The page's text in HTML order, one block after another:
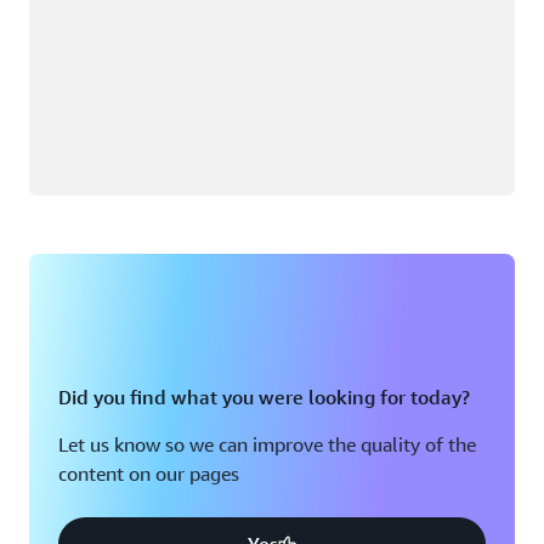
Did you find what you were looking for today?
Let us know so we can improve the quality of the
content on our pages